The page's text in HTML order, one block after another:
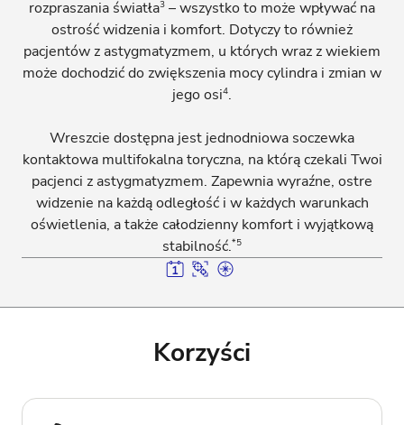
rozpraszania światła3 – wszystko to może wpływać na
ostrość widzenia i komfort. Dotyczy to również
pacjentów z astygmatyzmem, u których wraz z wiekiem
może dochodzić do zwiększenia mocy cylindra i zmian w
jego osi4.
Wreszcie dostępna jest jednodniowa soczewka
kontaktowa multifokalna toryczna, na którą czekali Twoi
pacjenci z astygmatyzmem. Zapewnia wyraźne, ostre
widzenie na każdą odległość i w każdych warunkach
oświetlenia, a także całodzienny komfort i wyjątkową
stabilność.*5
Korzyści